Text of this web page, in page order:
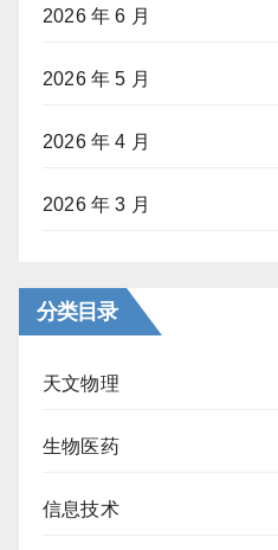
2026 年 6 月
2026 年 5 月
2026 年 4 月
2026 年 3 月
分类目录
天文物理
生物医药
信息技术